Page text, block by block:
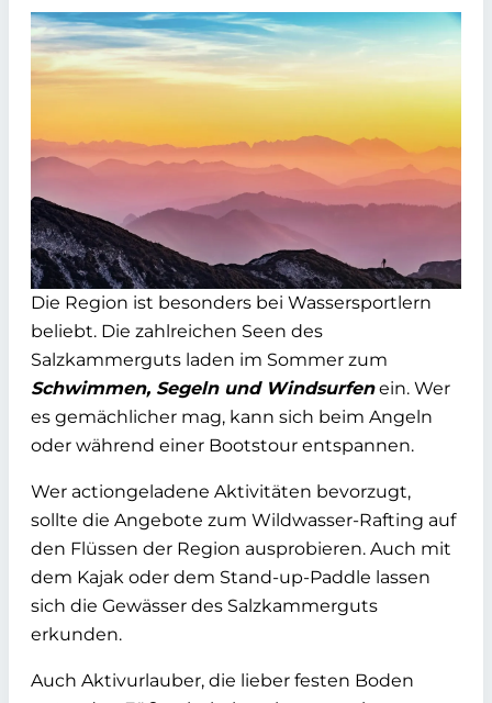
Die Region ist besonders bei Wassersportlern
beliebt. Die zahlreichen Seen des
Salzkammerguts laden im Sommer zum
Schwimmen, Segeln und Windsurfenein. Wer
es gemächlicher mag, kann sich beim Angeln
oder während einer Bootstour entspannen.
Wer actiongeladene Aktivitäten bevorzugt,
sollte die Angebote zum Wildwasser-Rafting auf
den Flüssen der Region ausprobieren. Auch mit
dem Kajak oder dem Stand-up-Paddle lassen
sich die Gewässer des Salzkammerguts
erkunden.
Auch Aktivurlauber, die lieber festen Boden